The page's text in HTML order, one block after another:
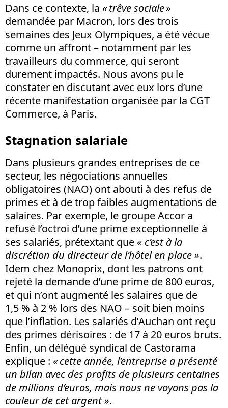
Dans ce contexte, la « trêve sociale »
demandée par Macron, lors des trois
semaines des Jeux Olympiques, a été vécue
comme un affront – notamment par les
travailleurs du commerce, qui seront
durement impactés. Nous avons pu le
constater en discutant avec eux lors d’une
récente manifestation organisée par la CGT
Commerce, à Paris.
Stagnation salariale
Dans plusieurs grandes entreprises de ce
secteur, les négociations annuelles
obligatoires (NAO) ont abouti à des refus de
primes et à de trop faibles augmentations de
salaires. Par exemple, le groupe Accor a
refusé l’octroi d’une prime exceptionnelle à
ses salariés, prétextant que « c’est à la
discrétion du directeur de l’hôtel en place ».
Idem chez Monoprix, dont les patrons ont
rejeté la demande d’une prime de 800 euros,
et qui n’ont augmenté les salaires que de
1,5 % à 2 % lors des NAO – soit bien moins
que l’inflation. Les salariés d’Auchan ont reçu
des primes dérisoires : de 17 à 20 euros bruts.
Enfin, un délégué syndical de Castorama
explique : « cette année, l’entreprise a présenté
un bilan avec des profits de plusieurs centaines
de millions d’euros, mais nous ne voyons pas la
couleur de cet argent ».